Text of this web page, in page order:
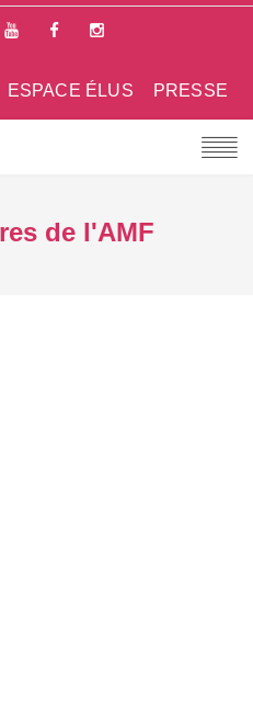
PRESSE
ESPACE ÉLUS
de l'AMF